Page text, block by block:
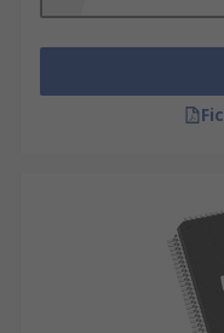
Fonction
numériques.
Chargement de
d'un FPGA
Petites
que le décodage
Dispositifs
alimentés par